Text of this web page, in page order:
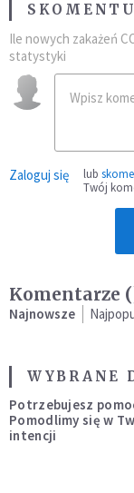
Ile nowych zakażeń
statystyki
Zaloguj się lub
Twój
Komentarze (
Najnowsze
WYBRANE
Potrzebujesz
Pomodlimy się w
intencji